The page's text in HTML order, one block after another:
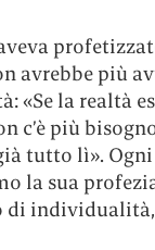
avrebbe più
«Se la realtà
c’è più
tutto lì».
la sua
di